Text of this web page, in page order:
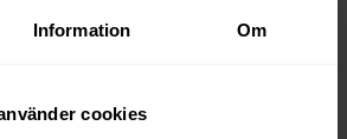
Information Om
cookies